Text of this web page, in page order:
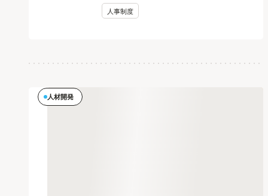
人事制度
人材開発